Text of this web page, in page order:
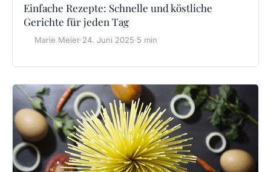
Einfache Rezepte: Schnelle und köstliche
Gerichte für jeden Tag
Marie Meier·24. Juni 2025·5 min